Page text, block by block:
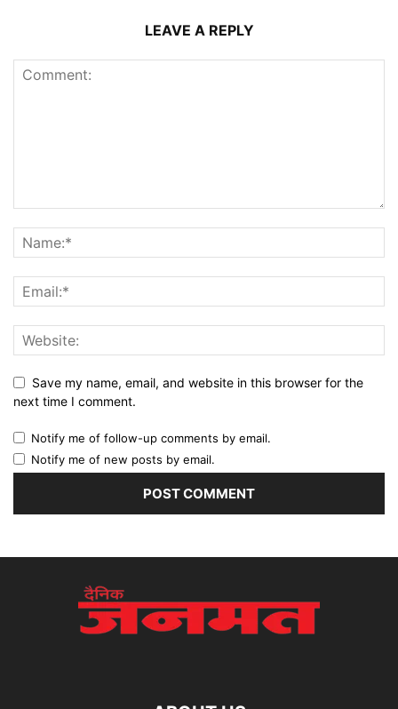
LEAVE A REPLY
Save my name, email, and website in this browser for the
next time I comment.
Notify me of follow-up comments by email.
Notify me of new posts by email.